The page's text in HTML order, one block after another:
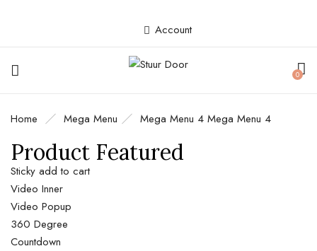
Account
0
Home Mega Menu Mega Menu 4 Mega Menu 4
Product Featured
Sticky add to cart
Video Inner
Video Popup
360 Degree
Countdown